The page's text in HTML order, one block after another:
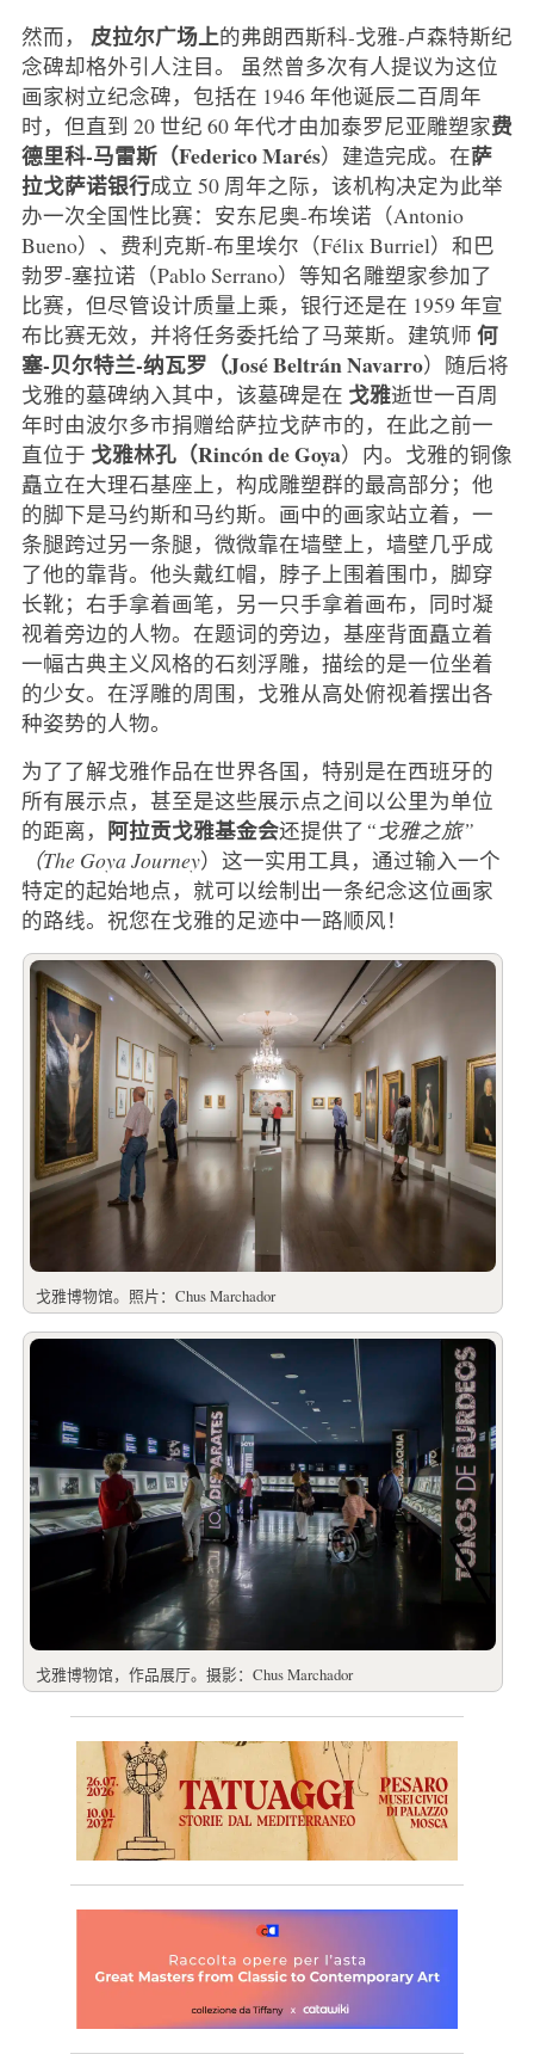
然而，
皮拉尔广场上的弗朗西斯科-戈雅-卢森特斯纪
念碑却格外引人注目。 虽然曾多次有人提议为这位
画家树立纪念碑，包括在 1946 年他诞辰二百周年
时，但直到 20 世纪 60 年代才由加泰罗尼亚雕塑家费
德里科-马雷斯（Federico Marés）建造完成。在萨
拉戈萨诺银行成立 50 周年之际，该机构决定为此举
办一次全国性比赛：安东尼奥-布埃诺（Antonio
Bueno）、费利克斯-布里埃尔（Félix Burriel）和巴
勃罗-塞拉诺（Pablo Serrano）等知名雕塑家参加了
比赛，但尽管设计质量上乘，银行还是在 1959 年宣
布比赛无效，并将任务委托给了马莱斯。建筑师 何
塞-贝尔特兰-纳瓦罗（José Beltrán Navarro）随后将
戈雅的墓碑纳入其中，该墓碑是在 戈雅逝世一百周
年时由波尔多市捐赠给萨拉戈萨市的，在此之前一
直位于 戈雅林孔（Rincón de Goya）内。戈雅的铜像
矗立在大理石基座上，构成雕塑群的最高部分；他
的脚下是马约斯和马约斯。画中的画家站立着，一
条腿跨过另一条腿，微微靠在墙壁上，墙壁几乎成
了他的靠背。他头戴红帽，脖子上围着围巾，脚穿
长靴；右手拿着画笔，另一只手拿着画布，同时凝
视着旁边的人物。在题词的旁边，基座背面矗立着
一幅古典主义风格的石刻浮雕，描绘的是一位坐着
的少女。在浮雕的周围，戈雅从高处俯视着摆出各
种姿势的人物。
为了了解戈雅作品在世界各国，特别是在西班牙的
所有展示点，甚至是这些展示点之间以公里为单位
的距离， 阿拉贡戈雅基金会还提供了 “戈雅之旅”
（The Goya Journey）这一实用工具，通过输入一个
特定的起始地点，就可以绘制出一条纪念这位画家
的路线。祝您在戈雅的足迹中一路顺风！
戈雅博物馆。照片：Chus Marchador
戈雅博物馆，作品展厅。摄影：Chus Marchador